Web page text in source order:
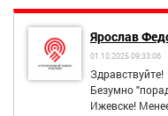
Ярослав
01.10.2025 09:33:06
Здравствуйте!
Безумно
Ижевске!